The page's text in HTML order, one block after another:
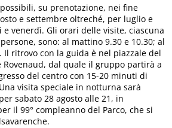
su prenotazione, nei fine
e settembre oltreché, per luglio e
venerdì. Gli orari delle visite, ciascuna
sono: al mattino 9.30 e 10.30; al
Il ritrovo con la guida è nel piazzale del
dal quale il gruppo partirà a
del centro con 15-20 minuti di
visita speciale in notturna sarà
sabato 28 agosto alle 21, in
il 99° compleanno del Parco, che si